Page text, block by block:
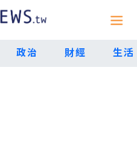
政治 財經 生活